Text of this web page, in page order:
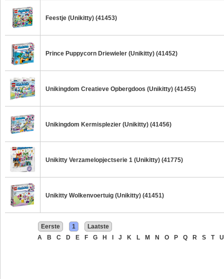
Feestje (Unikitty) (41453)
Prince Puppycorn Driewieler (Unikitty) (41452)
Unikingdom Creatieve Opbergdoos (Unikitty) (41455)
Unikingdom Kermisplezier (Unikitty) (41456)
Unikitty Verzamelopjectserie 1 (Unikitty) (41775)
Unikitty Wolkenvoertuig (Unikitty) (41451)
Eerste 1
Laatste
A
B C D E F G H J K L M N O P Q R S T U